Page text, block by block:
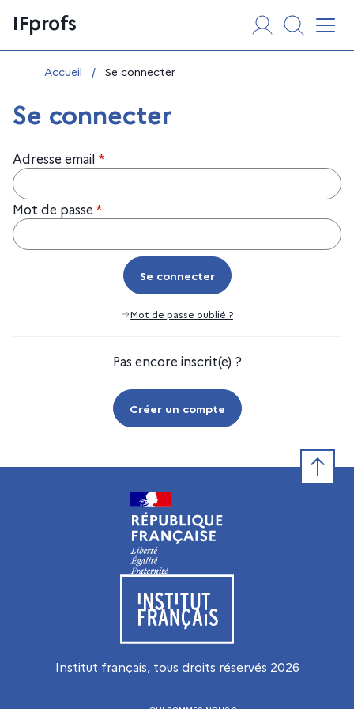
au
contenu
IFprofs
Vous êtes ici :
Accueil / Se connecter
Se connecter
Adresse email *
Mot de passe *
Se connecter
Se connecter
Mot de passe oublié ?
Pas encore inscrit(e) ?
Créer un compte
Visiter le site de l’Institut français
Institut français, tous droits réservés 2026